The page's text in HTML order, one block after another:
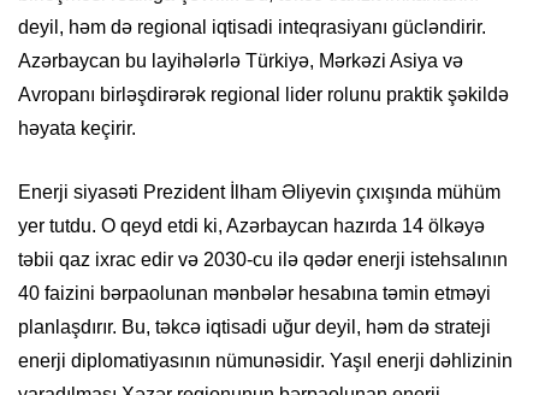
deyil, həm də regional iqtisadi inteqrasiyanı gücləndirir.
Azərbaycan bu layihələrlə Türkiyə, Mərkəzi Asiya və
Avropanı birləşdirərək regional lider rolunu praktik şəkildə
həyata keçirir.
Enerji siyasəti Prezident İlham Əliyevin çıxışında mühüm
yer tutdu. O qeyd etdi ki, Azərbaycan hazırda 14 ölkəyə
təbii qaz ixrac edir və 2030-cu ilə qədər enerji istehsalının
40 faizini bərpaolunan mənbələr hesabına təmin etməyi
planlaşdırır. Bu, təkcə iqtisadi uğur deyil, həm də strateji
enerji diplomatiyasının nümunəsidir. Yaşıl enerji dəhlizinin